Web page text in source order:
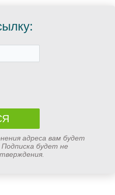
адреса вам будет
будет не